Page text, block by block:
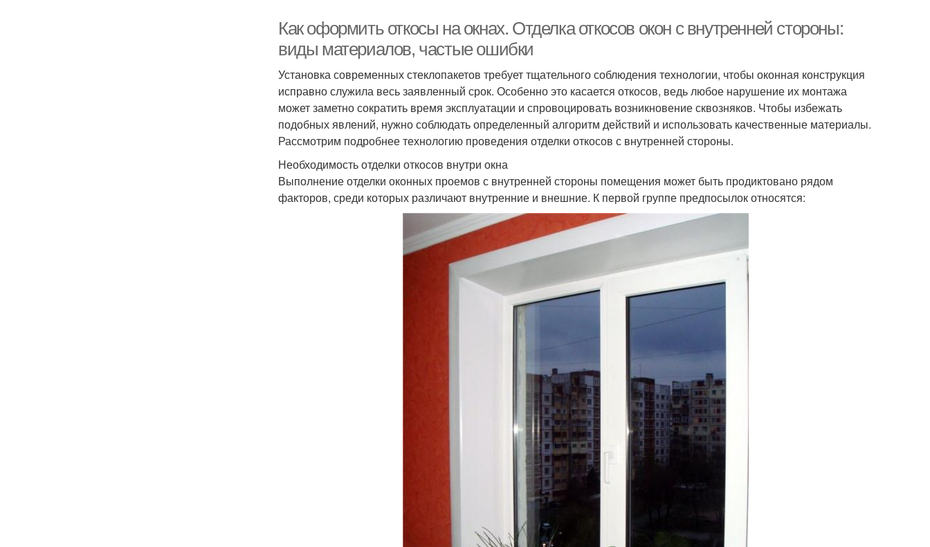
Как оформить откосы на окнах. Отделка откосов окон с внутренней стороны:
виды материалов, частые ошибки
Установка современных стеклопакетов требует тщательного соблюдения технологии, чтобы оконная конструкция
исправно служила весь заявленный срок. Особенно это касается откосов, ведь любое нарушение их монтажа
может заметно сократить время эксплуатации и спровоцировать возникновение сквозняков. Чтобы избежать
подобных явлений, нужно соблюдать определенный алгоритм действий и использовать качественные материалы.
Рассмотрим подробнее технологию проведения отделки откосов с внутренней стороны.
Необходимость отделки откосов внутри окна
Выполнение отделки оконных проемов с внутренней стороны помещения может быть продиктовано рядом
факторов, среди которых различают внутренние и внешние. К первой группе предпосылок относятся: